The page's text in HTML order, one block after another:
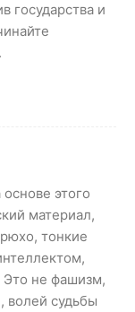
государства и
этого
материал,
тонкие
Это не фашизм,
волей судьбы